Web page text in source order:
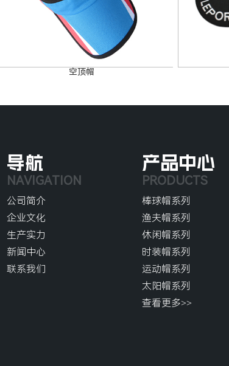
空顶帽
产品中心
PRODUCTS
棒球帽系列
渔夫帽系列
休闲帽系列
时装帽系列
运动帽系列
太阳帽系列
查看更多>>
导航
NAVIGATION
公司简介
企业文化
生产实力
新闻中心
联系我们